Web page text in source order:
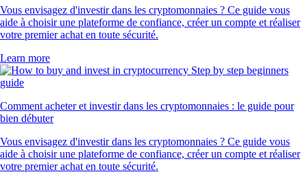
Vous envisagez d'investir dans les cryptomonnaies ? Ce guide vous
aide à choisir une plateforme de confiance, créer un compte et réaliser
votre premier achat en toute sécurité.
Learn more
Comment acheter et investir dans les cryptomonnaies : le guide pour
bien débuter
Vous envisagez d'investir dans les cryptomonnaies ? Ce guide vous
aide à choisir une plateforme de confiance, créer un compte et réaliser
votre premier achat en toute sécurité.